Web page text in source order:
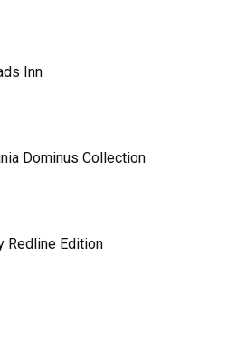
Inn
Dominus Collection
Redline Edition